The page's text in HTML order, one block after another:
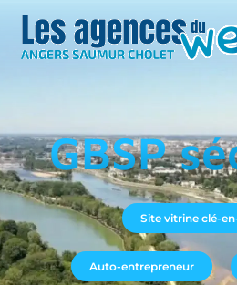
GBSP
Site vitrine clé-
Auto-entrepreneur